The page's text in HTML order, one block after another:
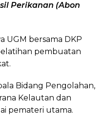
Perikanan (Abon
UGM bersama DKP
pembuatan
Bidang Pengolahan,
Kelautan dan
pemateri utama.